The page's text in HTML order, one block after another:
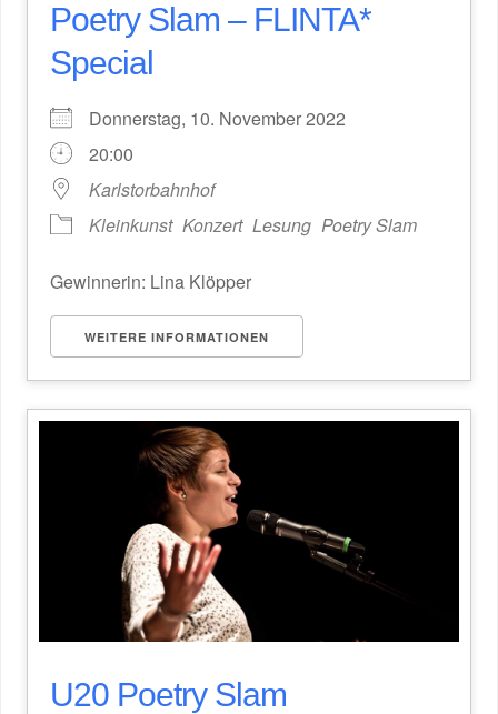
Poetry Slam – FLINTA*
Special
Donnerstag, 10. November 2022
20:00
Karlstorbahnhof
Kleinkunst Konzert Lesung Poetry Slam
Gewinnerin: Lina Klöpper
WEITERE INFORMATIONEN
U20 Poetry Slam